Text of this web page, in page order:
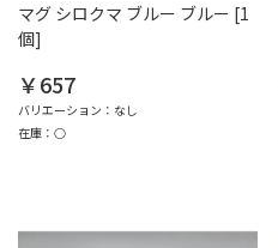
マグ シロクマ ブルー ブルー [1
個]
￥657
バリエーション：なし
在庫：○